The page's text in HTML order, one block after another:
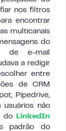
nos filtros
encontrar
multicanais
do
de e-mail
a redigir
entre
de CRM
Pipedrive,
usuários não
do
LinkedIn
padrão do